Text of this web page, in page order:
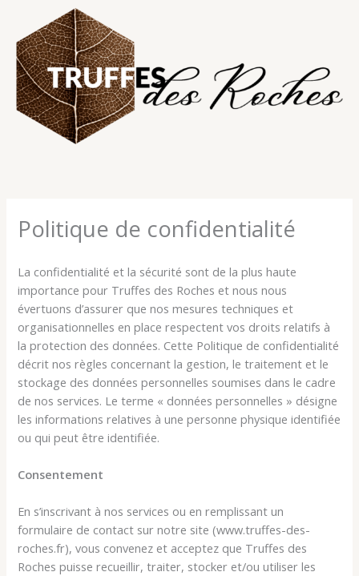
contenu
Politique de confidentialité
La confidentialité et la sécurité sont de la plus haute
importance pour Truffes des Roches et nous nous
évertuons d’assurer que nos mesures techniques et
organisationnelles en place respectent vos droits relatifs à
la protection des données. Cette Politique de confidentialité
décrit nos règles concernant la gestion, le traitement et le
stockage des données personnelles soumises dans le cadre
de nos services. Le terme « données personnelles » désigne
les informations relatives à une personne physique identifiée
ou qui peut être identifiée.
Consentement
En s’inscrivant à nos services ou en remplissant un
formulaire de contact sur notre site (www.truffes-des-
roches.fr), vous convenez et acceptez que Truffes des
Roches puisse recueillir, traiter, stocker et/ou utiliser les